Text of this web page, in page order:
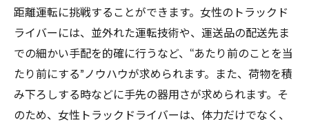
距離運転に挑戦することができます。女性のトラックド
ライバーには、並外れた運転技術や、運送品の配送先ま
での細かい手配を的確に行うなど、“あたり前のことを当
たり前にする”ノウハウが求められます。また、荷物を積
み下ろしする時などに手先の器用さが求められます。そ
のため、女性トラックドライバーは、体力だけでなく、